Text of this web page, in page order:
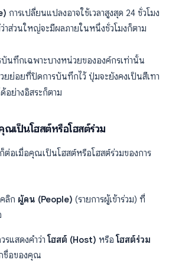
การเปลี่ยนแปลงอาจใช้เวลาสูงสุด 24 ชั่วโมง
าส่วนใหญ่จะมีผลภายในหนึ่งชั่วโมงก็ตาม
บันทึกเฉพาะบางหน่วยขององค์กรเท่านั้น
ย่อยที่ปิดการบันทึกไว้ ปุ่มจะยังคงเป็นสีเทา
ย่างอิสระก็ตาม
เป็นโฮสต์หรือโฮสต์ร่วม
ต่อเมื่อคุณเป็นโฮสต์หรือโฮสต์ร่วมของการ
ลิก ผู้คน (People) (รายการผู้เข้าร่วม) ที่
รแสดงคำว่าโฮสต์ (Host) หรือโฮสต์ร่วม
ชื่อของคุณ